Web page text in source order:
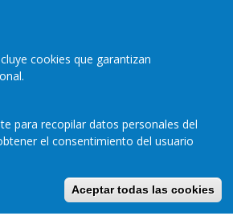
Cookies
cookies que garantizan
para recopilar datos personales del
el consentimiento del usuario
Aceptar todas las cookies